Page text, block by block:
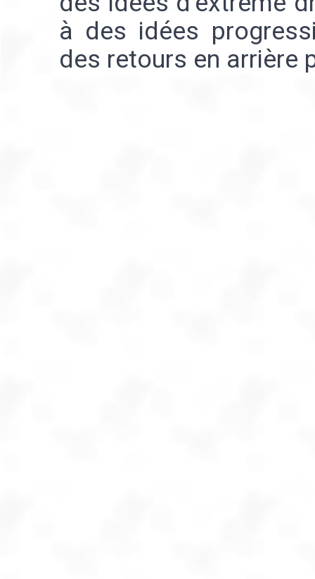
à des idées
des retours en arrière